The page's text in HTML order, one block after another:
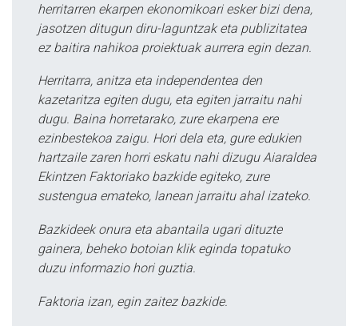
herritarren ekarpen ekonomikoari esker bizi dena,
jasotzen ditugun diru-laguntzak eta publizitatea
ez baitira nahikoa proiektuak aurrera egin dezan.
Herritarra, anitza eta independentea den
kazetaritza egiten dugu, eta egiten jarraitu nahi
dugu. Baina horretarako, zure ekarpena ere
ezinbestekoa zaigu. Hori dela eta, gure edukien
hartzaile zaren horri eskatu nahi dizugu Aiaraldea
Ekintzen Faktoriako bazkide egiteko, zure
sustengua emateko, lanean jarraitu ahal izateko.
Bazkideek onura eta abantaila ugari dituzte
gainera, beheko botoian klik eginda topatuko
duzu informazio hori guztia.
Faktoria izan, egin zaitez bazkide.